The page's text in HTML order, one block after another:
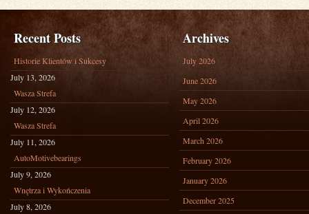
Recent Posts
Historie Klientów i Sukcesy
July 13, 2026
Wasza Strefa
July 12, 2026
Wasza Strefa
July 11, 2026
AutoMotivebearings
July 9, 2026
Wnętrza i Wykończenia
July 8, 2026
Archives
July 2026
June 2026
May 2026
April 2026
March 2026
February 2026
January 2026
December 2025